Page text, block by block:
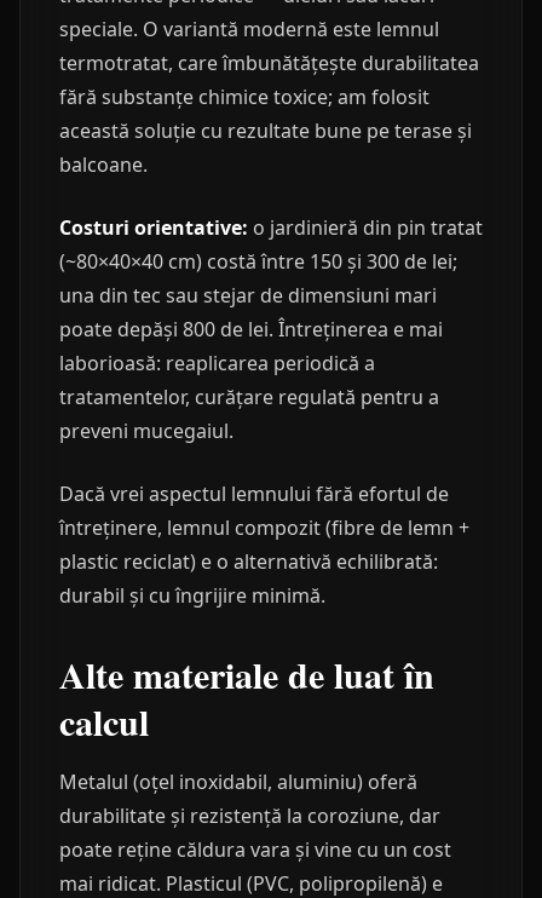
speciale. O variantă modernă este lemnul
termotratat, care îmbunătățește durabilitatea
fără substanțe chimice toxice; am folosit
această soluție cu rezultate bune pe terase și
balcoane.
Costuri orientative: o jardinieră din pin tratat
(~80×40×40 cm) costă între 150 și 300 de lei;
una din tec sau stejar de dimensiuni mari
poate depăși 800 de lei. Întreținerea e mai
laborioasă: reaplicarea periodică a
tratamentelor, curățare regulată pentru a
preveni mucegaiul.
Dacă vrei aspectul lemnului fără efortul de
întreținere, lemnul compozit (fibre de lemn +
plastic reciclat) e o alternativă echilibrată:
durabil și cu îngrijire minimă.
Alte materiale de luat în
calcul
Metalul (oțel inoxidabil, aluminiu) oferă
durabilitate și rezistență la coroziune, dar
poate reține căldura vara și vine cu un cost
mai ridicat. Plasticul (PVC, polipropilenă) e